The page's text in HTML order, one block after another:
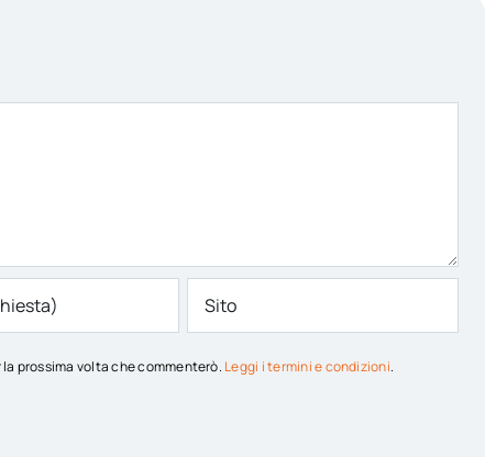
prossima volta che commenterò. Leggi i termini e condizioni.